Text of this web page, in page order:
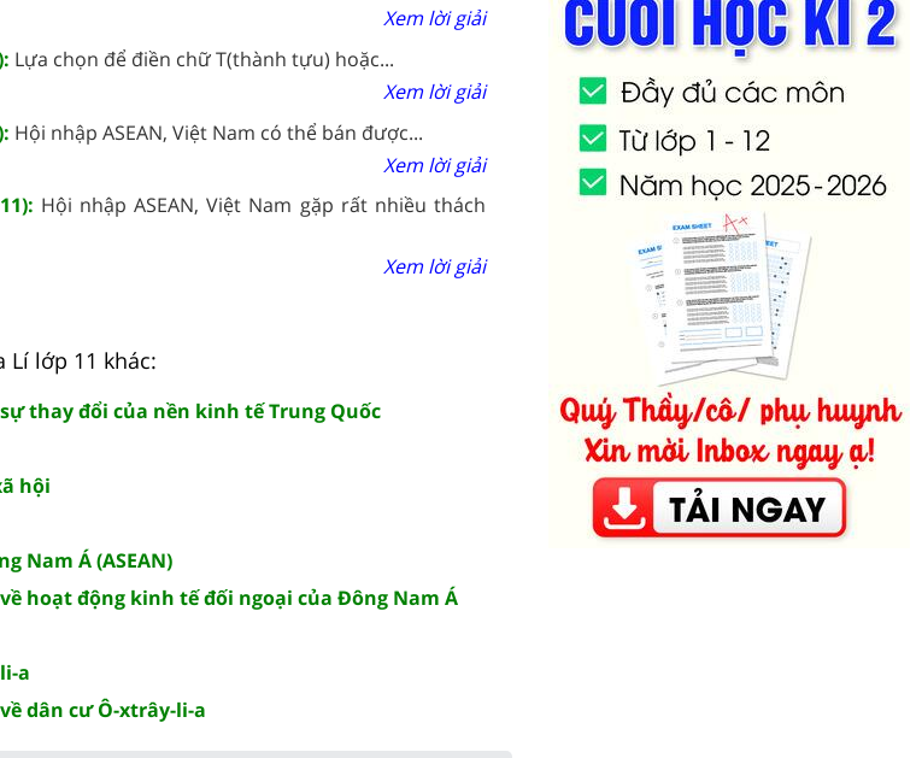
Xem lời giải
Lựa chọn để điền chữ T(thành tựu) hoặc...
Xem lời giải
Hội nhập ASEAN, Việt Nam có thể bán được...
Xem lời giải
Hội nhập ASEAN, Việt Nam gặp rất nhiều thách
Xem lời giải
Lí lớp 11 khác:
thay đổi của nền kinh tế Trung Quốc
hội
Nam Á (ASEAN)
hoạt động kinh tế đối ngoại của Đông Nam Á
a
dân cư Ô-xtrây-li-a